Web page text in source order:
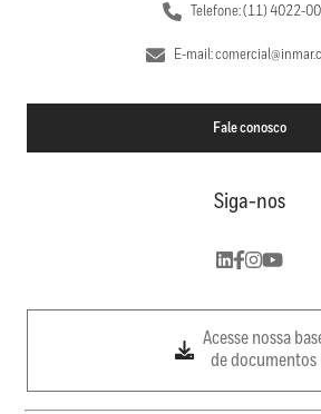
Telefone: (11) 4022-
E-mail:
Fale conosco
Siga-nos
Acesse nossa
de documentos